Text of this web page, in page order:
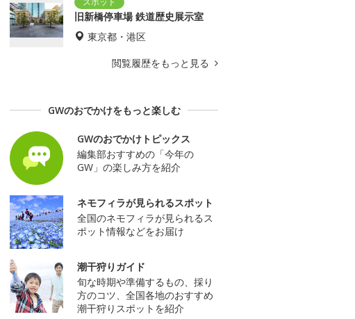
旧新橋停車場 鉄道歴史展示室
東京都・港区
閲覧履歴をもっと見る
GWのおでかけをもっと楽しむ
GWのおでかけトピックス
編集部おすすめの「今年の
GW」の楽しみ方を紹介
ネモフィラが見られるスポット
全国のネモフィラが見られるス
ポット情報などをお届け
潮干狩りガイド
旬な時期や準備するもの、採り
方のコツ、全国各地のおすすめ
潮干狩りスポットを紹介